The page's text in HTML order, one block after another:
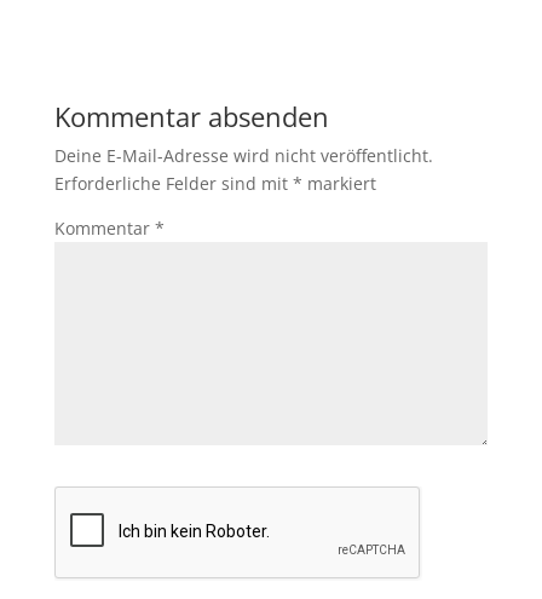
Kommentar absenden
Deine E-Mail-Adresse wird nicht veröffentlicht.
Erforderliche Felder sind mit * markiert
Kommentar *